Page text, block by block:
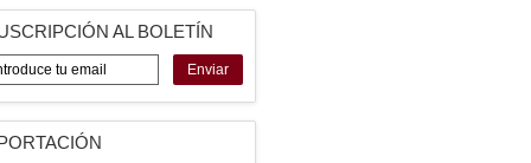
AL BOLETÍN
Enviar